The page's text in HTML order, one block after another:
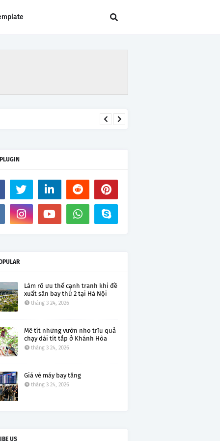
Làm rõ ưu thế cạnh tranh khi đề
xuất sân bay thứ 2 tại Hà Nội
tháng 3 24, 2026
Mê tít những vườn nho trĩu quả
chạy dài tít tắp ở Khánh Hòa
tháng 3 24, 2026
Giá vé máy bay tăng
tháng 3 24, 2026
US